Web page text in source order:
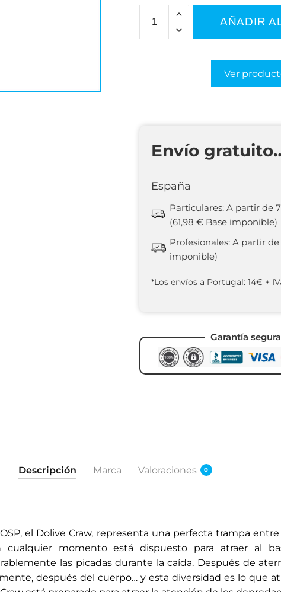
AÑADIR
Ver
Envío
España
Particulares: A partir de
(61,98 € Base imponible)
Profesionales: A partir
imponible)
*Los envíos a Portugal: 14€ +
Garantía
Descripción Marca Valoraciones 0
el Dolive Craw, representa una perfecta trampa
momento está dispuesto para atraer al
las picadas durante la caída. Después de
después del cuerpo… y esta diversidad es lo que